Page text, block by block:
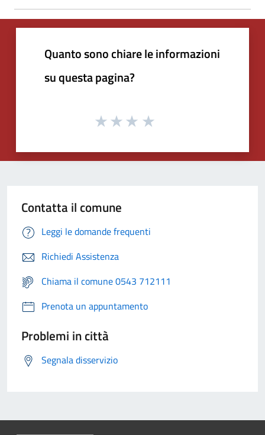
Quanto sono chiare le informazioni
su questa pagina?
Contatta il comune
Leggi le domande frequenti
Richiedi Assistenza
Chiama il comune 0543 712111
Prenota un appuntamento
Problemi in città
Segnala disservizio